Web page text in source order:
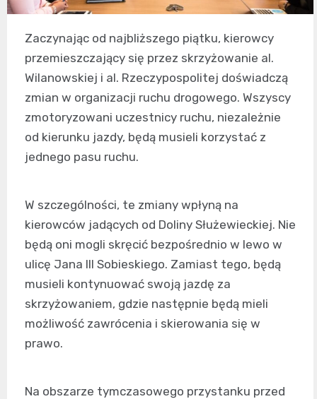
Zaczynając od najbliższego piątku, kierowcy
przemieszczający się przez skrzyżowanie al.
Wilanowskiej i al. Rzeczypospolitej doświadczą
zmian w organizacji ruchu drogowego. Wszyscy
zmotoryzowani uczestnicy ruchu, niezależnie
od kierunku jazdy, będą musieli korzystać z
jednego pasu ruchu.
W szczególności, te zmiany wpłyną na
kierowców jadących od Doliny Służewieckiej. Nie
będą oni mogli skręcić bezpośrednio w lewo w
ulicę Jana III Sobieskiego. Zamiast tego, będą
musieli kontynuować swoją jazdę za
skrzyżowaniem, gdzie następnie będą mieli
możliwość zawrócenia i skierowania się w
prawo.
Na obszarze tymczasowego przystanku przed